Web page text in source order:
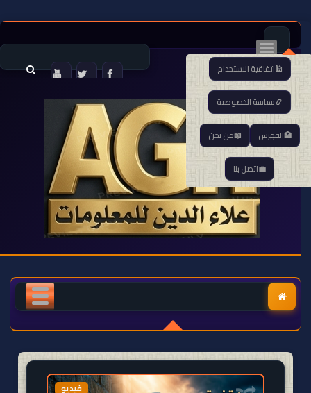
اتفاقية الاستخدام
سياسة الخصوصية
الفهرس من نحن
اتصل بنا
والرقية
معلومات
عامة
ووظائف
وتغذية
وثقافة
واقتصاد
الصحة